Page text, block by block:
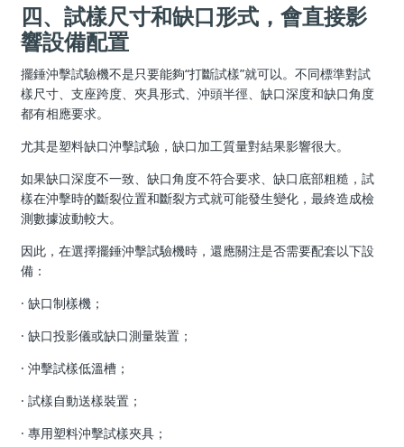
四、試樣尺寸和缺口形式，會直接影
響設備配置
擺錘沖擊試驗機不是只要能夠“打斷試樣”就可以。不同標準對試
樣尺寸、支座跨度、夾具形式、沖頭半徑、缺口深度和缺口角度
都有相應要求。
尤其是塑料缺口沖擊試驗，缺口加工質量對結果影響很大。
如果缺口深度不一致、缺口角度不符合要求、缺口底部粗糙，試
樣在沖擊時的斷裂位置和斷裂方式就可能發生變化，最終造成檢
測數據波動較大。
因此，在選擇擺錘沖擊試驗機時，還應關注是否需要配套以下設
備：
· 缺口制樣機；
· 缺口投影儀或缺口測量裝置；
· 沖擊試樣低溫槽；
· 試樣自動送樣裝置；
· 專用塑料沖擊試樣夾具；